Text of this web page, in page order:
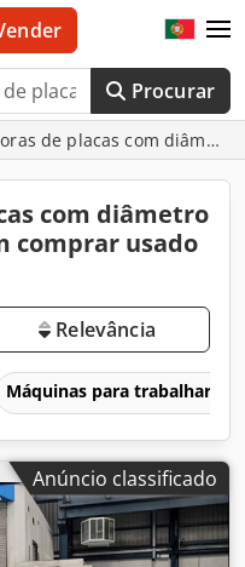
Procurar
de placas com
com diâmetro
comprar usado
Relevância
Máquinas para trabalhar
Anúncio classificado